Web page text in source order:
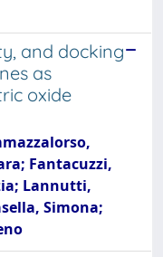
and docking
as
oxide
Fantacuzzi,
Lannutti,
Simona;